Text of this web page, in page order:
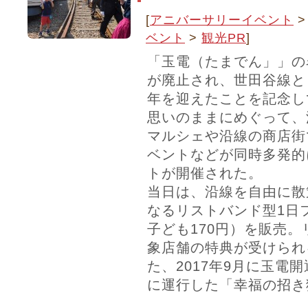
[アニバーサリーイベント
ベント > 観光PR]
「玉電（たまでん」」
が廃止され、世田谷線
年を迎えたことを記念
思いのままにめぐって
マルシェや沿線の商店
ベントなどが同時多発
トが開催された。
当日は、沿線を自由に
なるリストバンド型1日
子ども170円）を販売。
象店舗の特典が受けら
た、2017年9月に玉電
に運行した「幸福の招